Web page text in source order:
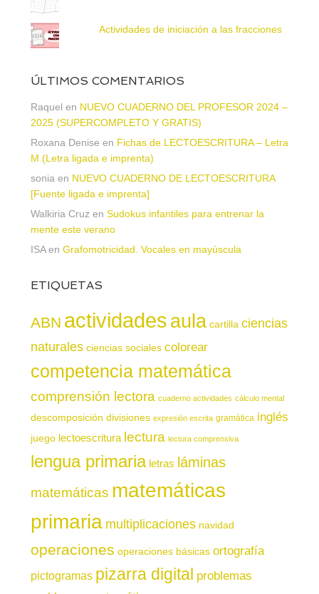
Actividades de iniciación a las fracciones
ÚLTIMOS COMENTARIOS
Raquel en NUEVO CUADERNO DEL PROFESOR 2024 –
2025 (SUPERCOMPLETO Y GRATIS)
Roxana Denise en Fichas de LECTOESCRITURA – Letra
M (Letra ligada e imprenta)
sonia en NUEVO CUADERNO DE LECTOESCRITURA
[Fuente ligada e imprenta]
Walkiria Cruz en Sudokus infantiles para entrenar la
mente este verano
ISAen Grafomotricidad. Vocales en mayúscula
ETIQUETAS
ABN actividadesaula cartilla ciencias
naturales ciencias sociales colorear
competencia matemática
comprensión lectora cuaderno actividades cálculo mental
descomposición divisiones expresión escrita gramática inglés
juego lectoescritura lectura lectura comprensiva
lengua primaria letras láminas
matemáticas matemáticas
primaria multiplicaciones navidad
operaciones operaciones básicas ortografía
pictogramas pizarra digital problemas